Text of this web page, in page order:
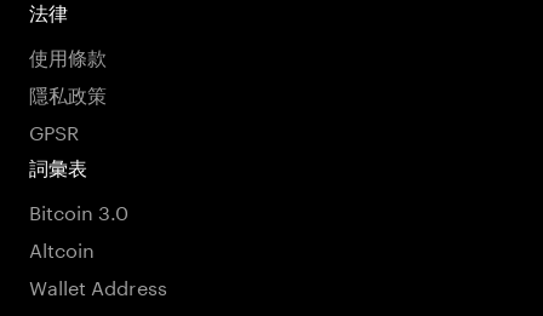
法律
使用條款
隱私政策
GPSR
詞彙表
Bitcoin 3.0
Altcoin
Wallet Address